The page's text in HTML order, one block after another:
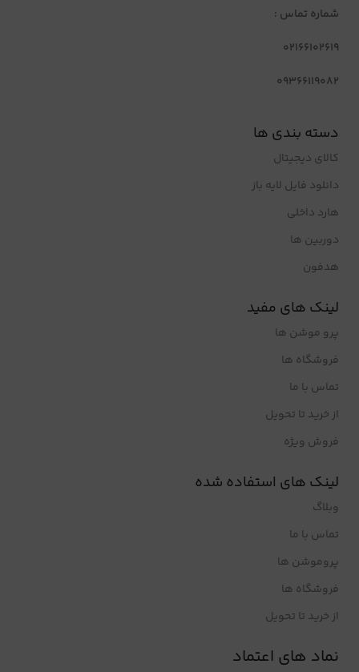
شماره تماس :
02166102619
09366119082
دسته بندی ها
کالای دیجیتال
دانلود فایل لایه باز
هارد داخلی
دوربین ها
هدفون
لینک های مفید
پرو موشن ها
فروشگاه ها
تماس با ما
از خرید تا تحویل
فروش ویژه
لینک های استفاده شده
وبلاگ
تماس با ما
پروموشن ها
فروشگاه ها
از خرید تا تحویل
نماد های اعتماد